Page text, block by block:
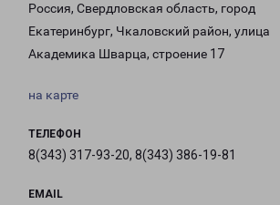
Россия, Свердловская область, город
Екатеринбург, Чкаловский район, улица
Академика Шварца, строение 17
на карте
ТЕЛЕФОН
8(343) 317-93-20, 8(343) 386-19-81
EMAIL